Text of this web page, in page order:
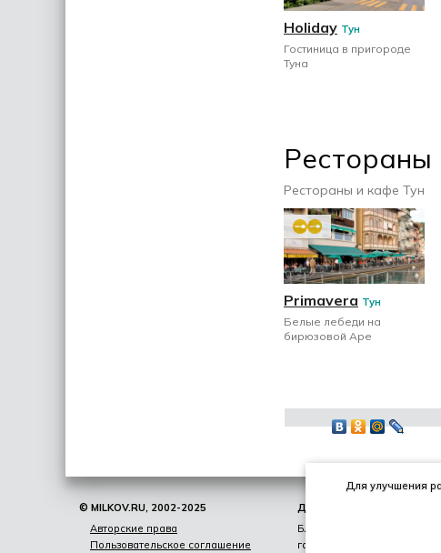
Holiday Тун
Гостиница в пригороде
Туна
Рестораны и кафе Тун
Primavera Тун
Белые лебеди на
бирюзовой Аре
© MILKOV.RU, 2002-2025
Авторские права
Пользовательское соглашение
ДНЕВНИК
Блог, мысли, книги,
гаджеты,
Для улучшения